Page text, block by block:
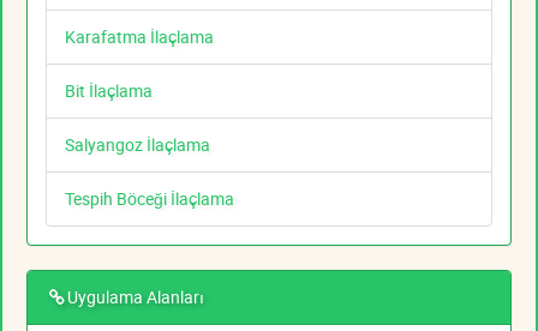
Karafatma İlaçlama
Bit İlaçlama
Salyangoz İlaçlama
Tespih Böceği İlaçlama
Uygulama Alanları